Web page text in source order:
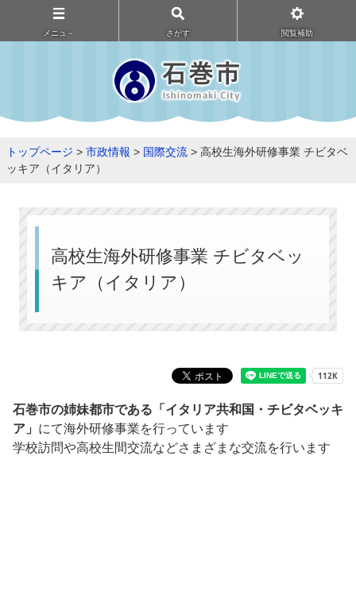
メニュ－ さがす 閲覧補助
トップページ > 市政情報 > 国際交流 > 高校生海外研修事業 チビタベ
ッキア（イタリア）
高校生海外研修事業 チビタベッ
キア（イタリア）
石巻市の姉妹都市である「イタリア共和国・チビタベッキ
ア」 にて海外研修事業を行っています
学校訪問や高校生間交流などさまざまな交流を行います